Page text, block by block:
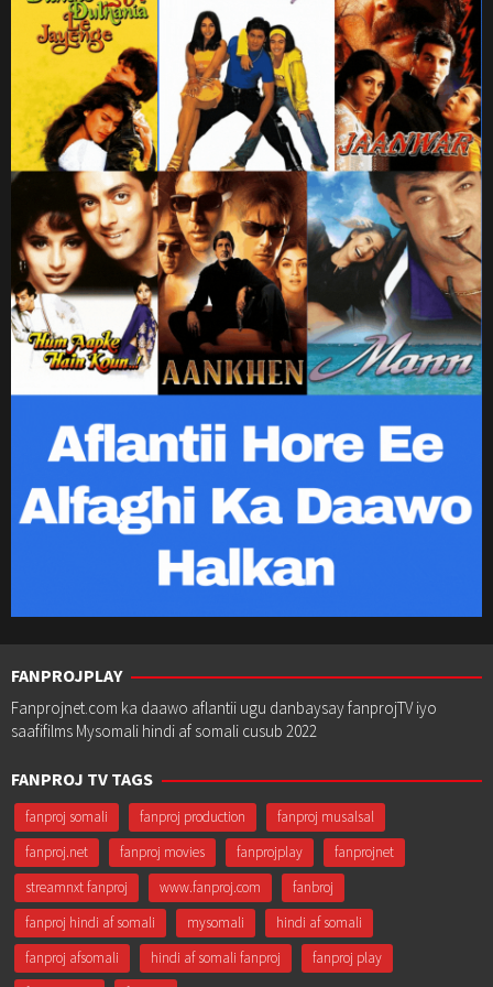
FANPROJPLAY
Fanprojnet.com ka daawo aflantii ugu danbaysay fanprojTV iyo
saafifilms Mysomali hindi af somali cusub 2022
FANPROJ TV TAGS
fanproj somali fanproj production
fanproj musalsal
fanproj.net
fanproj movies fanprojplay
fanprojnet
streamnxt fanproj
www.fanproj.com
fanbroj
fanproj hindi af somali
mysomali
hindi af somali
fanproj afsomali
hindi af somali fanproj
fanproj play